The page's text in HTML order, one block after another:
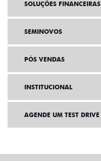
SOLUÇÕES FINANCEIRAS
SEMINOVOS
PÓS VENDAS
INSTITUCIONAL
AGENDE UM TEST DRIVE